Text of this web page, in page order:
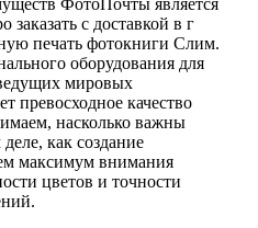
ФотоПочты является
заказать с доставкой в г
печать фотокниги Слим.
оборудования для
мировых
превосходное качество
насколько важны
как создание
максимум внимания
цветов и точности